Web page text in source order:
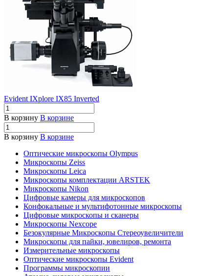
Evident IXplore IX85 Inverted
В корзину В корзине
В корзину В корзине
Оптические микроскопы Olympus
Микроскопы Zeiss
Микроскопы Leica
Микроскопы комплектации ARSTEK
Микроскопы Nikon
Цифровые камеры для микроскопов
Конфокальные и мультифотонные микроскопы
Цифровые микроскопы и сканеры
Микроскопы Nexcope
Безокулярные Микроскопы Стереоувеличители
Микроскопы для пайки, ювелиров, ремонта
Измерительные микроскопы
Оптические микроскопы Evident
Программы микроскопии